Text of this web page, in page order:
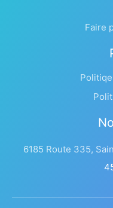
Faire
6185 Route 335,